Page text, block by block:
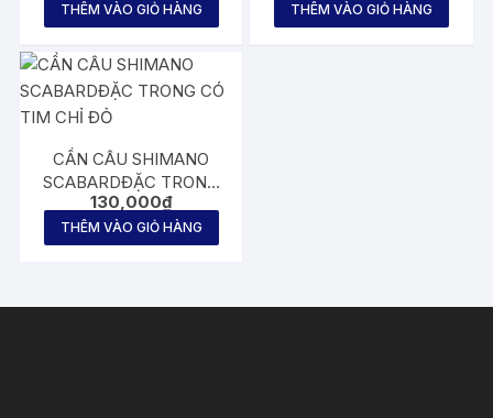
THÊM VÀO GIỎ HÀNG THÊM VÀO GIỎ HÀNG
CẦN CÂU SHIMANO
SCABARDĐẶC TRONG
CÓ TIM CHỈ ĐỎ
130,000₫
THÊM VÀO GIỎ HÀNG